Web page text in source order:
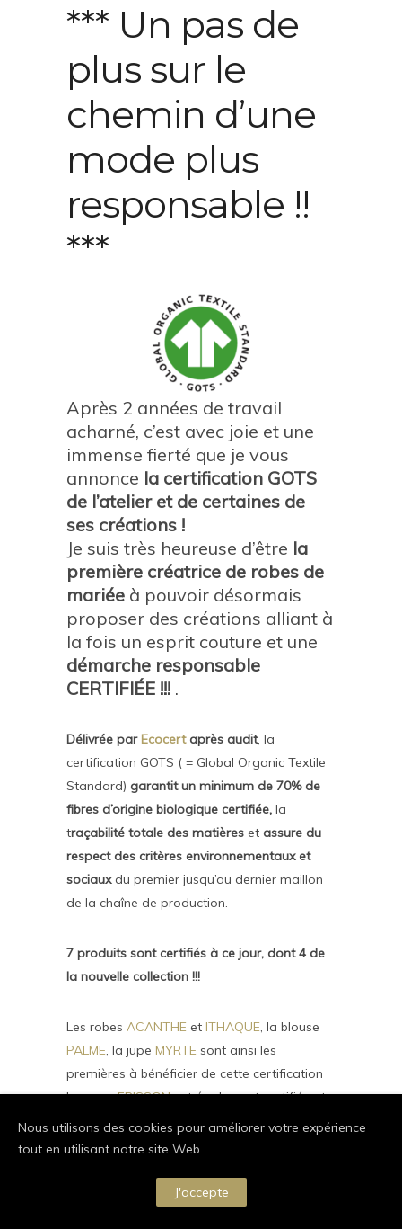
*** Un pas de
plus sur le
chemin d’une
mode plus
responsable !!
***
Après 2 années de travail
acharné, c’est avec joie et une
immense fierté que je vous
annonce la certification GOTS
de l’atelier et de certaines de
ses créations !
Je suis très heureuse d’être la
première créatrice de robes de
mariée à pouvoir désormais
proposer des créations alliant à
la fois un esprit couture et une
démarche responsable
CERTIFIÉE !!! .
Délivrée parEcocertaprès audit, la
certification GOTS ( = Global Organic Textile
Standard) garantit un minimum de 70% de
fibres d’origine biologique certifiée, la
traçabilité totale des matières et assure du
respect des critères environnementaux et
sociauxdu premier jusqu’au dernier maillon
de la chaîne de production.
7 produits sont certifiés à ce jour, dont 4 de
la nouvelle collection !!!
Les robes ACANTHE et ITHAQUE, la blouse
PALME, la jupe MYRTE sont ainsi les
premières à bénéficier de cette certification
La capeFRISSONest également certifiée et
deux nouvelles créations sont attendues
pour le printemps.
Nous utilisons des cookies pour améliorer votre expérience
tout en utilisant notre site Web.
J'accepte